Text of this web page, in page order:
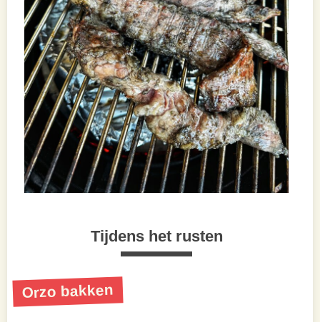
Tijdens het rusten
Orzo bakken